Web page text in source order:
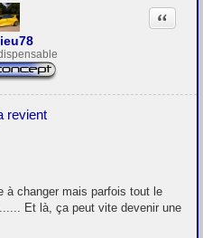
revient
Citation
à changer mais parfois tout le
Et là, ça peut vite devenir une